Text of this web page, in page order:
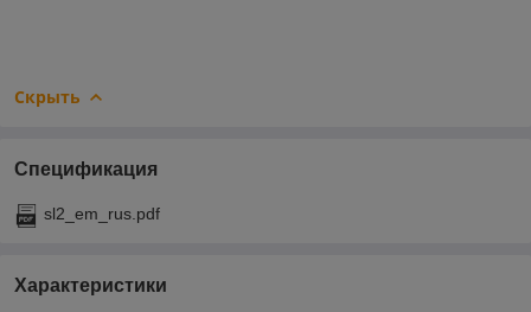
Скрыть
Спецификация
sl2_em_rus.pdf
Характеристики